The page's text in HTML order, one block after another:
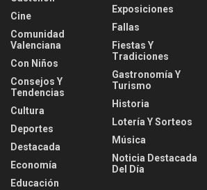
Cine
Comunidad
Valenciana
Con Niños
Consejos Y
Tendencias
Cultura
Deportes
Destacada
Economía
Educación
Exposiciones
Fallas
Fiestas Y
Tradiciones
Gastronomía Y
Turismo
Historia
Lotería Y Sorteos
Música
Noticia Destacada
Del Día